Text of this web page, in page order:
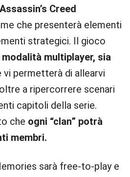
Assassin’s Creed
che presenterà elementi
strategici. Il gioco
modalità multiplayer, sia
vi permetterà di allearvi
a ripercorrere scenari
capitoli della serie.
che ogni “clan” potrà
membri.
sarà free-to-play e